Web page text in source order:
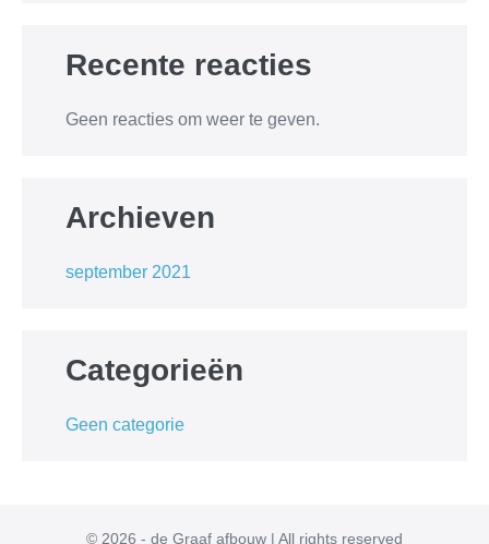
Recente reacties
Geen reacties om weer te geven.
Archieven
september 2021
Categorieën
Geen categorie
© 2026 - de Graaf afbouw | All rights reserved